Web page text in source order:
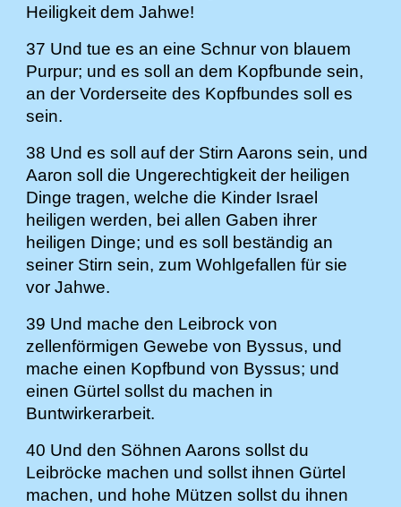
Heiligkeit dem Jahwe!
37 Und tue es an eine Schnur von blauem
Purpur; und es soll an dem Kopfbunde sein,
an der Vorderseite des Kopfbundes soll es
sein.
38 Und es soll auf der Stirn Aarons sein, und
Aaron soll die Ungerechtigkeit der heiligen
Dinge tragen, welche die Kinder Israel
heiligen werden, bei allen Gaben ihrer
heiligen Dinge; und es soll beständig an
seiner Stirn sein, zum Wohlgefallen für sie
vor Jahwe.
39 Und mache den Leibrock von
zellenförmigen Gewebe von Byssus, und
mache einen Kopfbund von Byssus; und
einen Gürtel sollst du machen in
Buntwirkerarbeit.
40 Und den Söhnen Aarons sollst du
Leibröcke machen und sollst ihnen Gürtel
machen, und hohe Mützen sollst du ihnen